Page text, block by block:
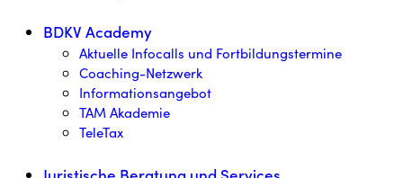
BDKV Academy
Aktuelle Infocalls und Fortbildungstermine
Coaching-Netzwerk
Informationsangebot
TAM Akademie
TeleTax